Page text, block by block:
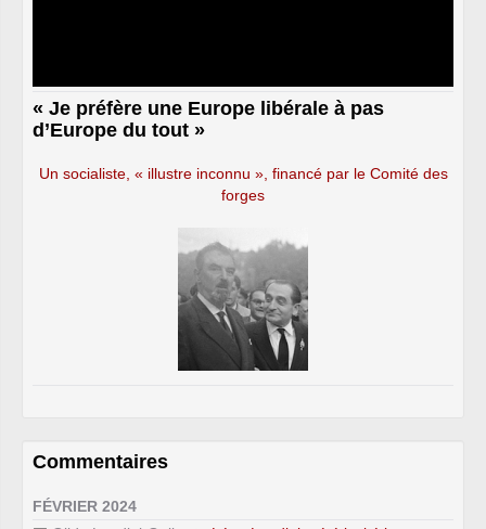
« Je préfère une Europe libérale à pas
d’Europe du tout »
Un socialiste, « illustre inconnu », financé par le Comité des
forges
Commentaires
FÉVRIER 2024